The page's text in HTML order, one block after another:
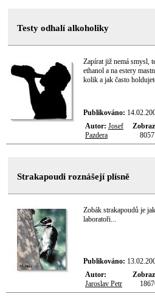
Testy odhalí alkoholiky
Zapírat již nemá smysl,
ethanol a na estery
kolik a jak často
Publikováno:
Autor: Josef
Pazdera
Strakapoudi roznášejí plísně
Zobák strakapoudů je
laboratoři...
Publikováno:
Autor:
Jaroslav Petr